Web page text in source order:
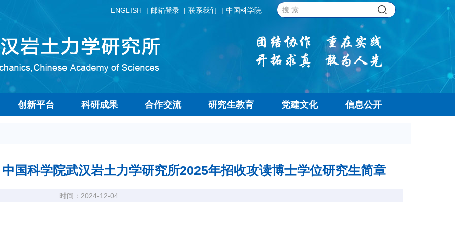
ENGLISH 邮箱登录 联系我们 中国科学院
创新平台 科研成果 合作交流 研究生教育 党建文化 信息公开
中国科学院武汉岩土力学研究所2025年招收攻读博士学位研究生简章
时间：2024-12-04